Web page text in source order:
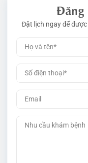
Đăng
Đặt lịch ngay để